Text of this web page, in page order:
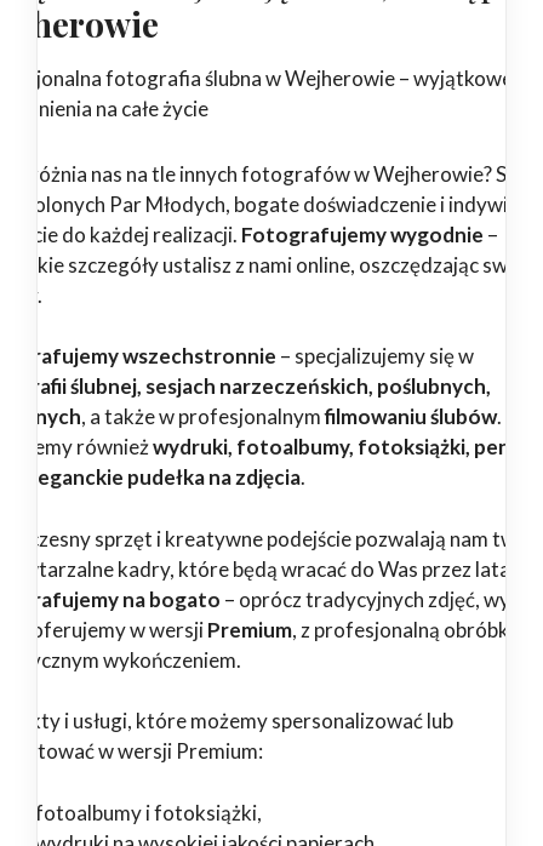
fotografia ślubna w Wejherowie – wyjątkowe
na całe życie
nas na tle innych fotografów w Wejherowie? Setki
Par Młodych, bogate doświadczenie i
do każdej realizacji. Fotografujemy wygodnie –
szczegóły ustalisz z nami online, oszczędzając swój
wszechstronnie – specjalizujemy się w
ślubnej, sesjach narzeczeńskich, poślubnych,
, a także w profesjonalnymfilmowaniu ślubów.
równieżwydruki, fotoalbumy, fotoksiążki,
eleganckie pudełka na zdjęcia.
sprzęt i kreatywne podejście pozwalają nam
kadry, które będą wracać do Was przez lata.
na bogato – oprócz tradycyjnych zdjęć,
oferujemy w wersjiPremium, z profesjonalną obróbką i
wykończeniem.
i usługi, które możemy spersonalizować lub
w wersji Premium:
fotoalbumy i fotoksiążki,